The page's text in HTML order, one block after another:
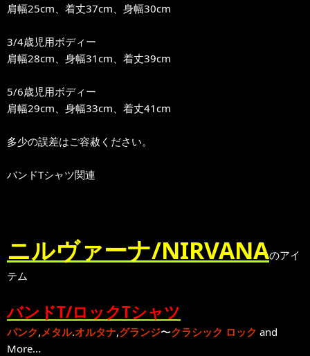
肩幅25cm、着丈37cm、身幅30cm
3/4歳児用ボディー
肩幅28cm、身幅31cm、着丈39cm
5/6歳児用ボディー
肩幅29cm、身幅33cm、着丈41cm
多少の誤差はご容赦ください。
バンドTシャツ関連
ニルヴァーナ/NIRVANAのアイ
テム
バンドT/ロックTシャツ
パンク,メタル.オルタナ,グランジ〜クラシック ロック and
More...